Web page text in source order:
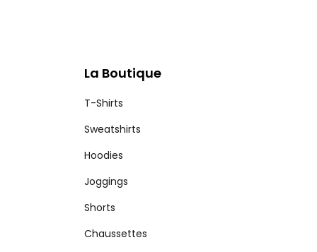
La Boutique
T-Shirts
Sweatshirts
Hoodies
Joggings
Shorts
Chaussettes